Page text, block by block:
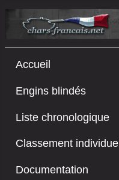
Accueil
Engins blindés
Liste chronologique
Classement individuel
Documentation